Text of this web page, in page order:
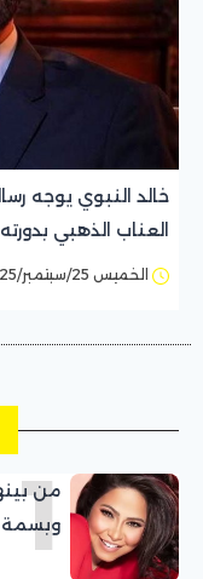
خالد النبوي يوجه
العناب الذهبي
الخميس 25/سبتمبر/2025 - 02:57 م
1
من
وبسمة